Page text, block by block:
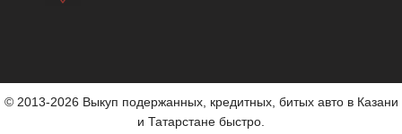
© 2013-2026 Выкуп подержанных, кредитных, битых авто в Казани
и Татарстане быстро.